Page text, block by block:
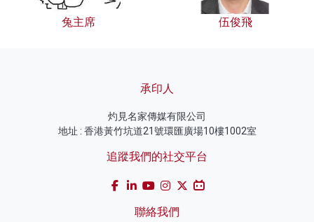
兔主席 伍俊飛
承印人
灼見名家傳媒有限公司
地址 : 香港黃竹坑道21號環匯廣場10樓1002室
追蹤我們的社交平台
聯絡我們